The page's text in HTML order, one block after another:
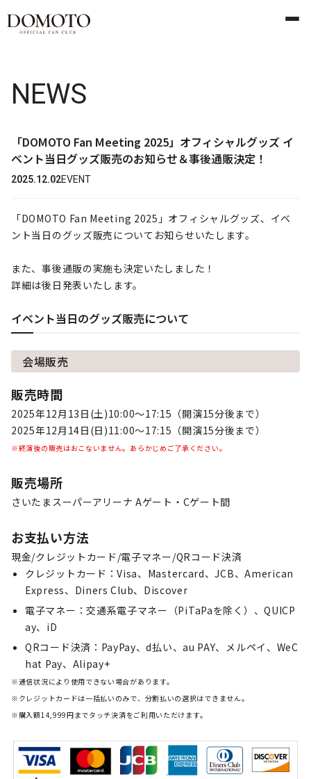
NEWS
「DOMOTO Fan Meeting 2025」オフィシャルグッズ イ
ベント当日グッズ販売のお知らせ＆事後通販決定！
2025.12.02EVENT
「DOMOTO Fan Meeting 2025」オフィシャルグッズ、イベ
ント当日のグッズ販売についてお知らせいたします。
また、事後通販の実施も決定いたしました！
詳細は後日発表いたします。
イベント当日のグッズ販売について
会場販売
販売時間
2025年12月13日(土)10:00～17:15（開演15分後まで）
2025年12月14日(日)11:00～17:15（開演15分後まで）
※終演後の販売はおこないません。あらかじめご了承ください。
販売場所
さいたまスーパーアリーナ Aゲート・Cゲート間
お支払い方法
現金/クレジットカード/電子マネー/QRコード決済
クレジットカード：Visa、​Mastercard、​JCB、​American
Express、​Diners Club、​Discover
電子マネー：交通系電子マネー（PiTaPaを​除く）、​QUICP
ay、​iD
QRコード決済：PayPay、d払い、au PAY、メルペイ、WeC
hat Pay、Alipay+
※通信状況により使用できない場合があります。
※クレジットカードは一括払いのみで、分割払いの選択はできません。
※購入額14,999円までタッチ決済をご利用いただけます。